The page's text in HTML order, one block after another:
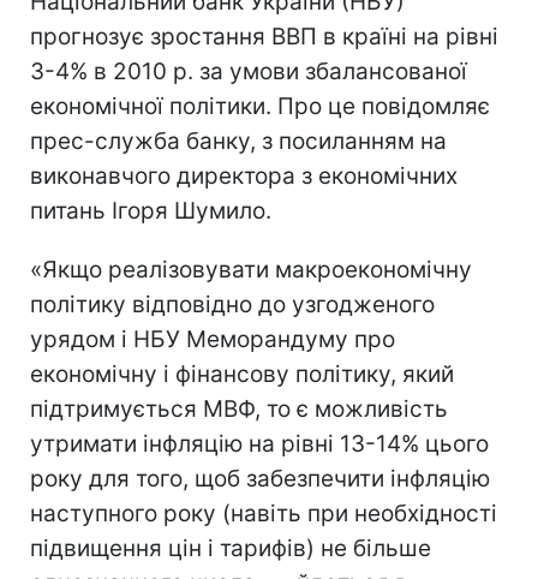
прогнозує зростання ВВП в країні на рівні
3-4% в 2010 р. за умови збалансованої
економічної політики. Про це повідомляє
прес-служба банку, з посиланням на
виконавчого директора з економічних
питань Ігоря Шумило.
«Якщо реалізовувати макроекономічну
політику відповідно до узгодженого
урядом і НБУ Меморандуму про
економічну і фінансову політику, який
підтримується МВФ, то є можливість
утримати інфляцію на рівні 13-14% цього
року для того, щоб забезпечити інфляцію
наступного року (навіть при необхідності
підвищення цін і тарифів) не більше